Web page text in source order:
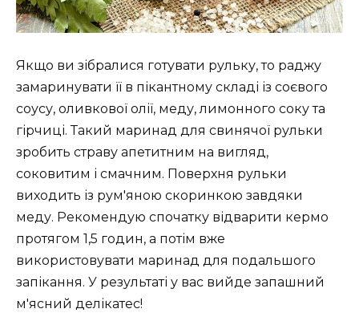
Якщо ви зібралися готувати рульку, то раджу
замаринувати її в пікантному складі із соєвого
соусу, оливкової олії, меду, лимонного соку та
гірчиці. Такий маринад для свинячої рульки
зробить страву апетитним на вигляд,
соковитим і смачним. Поверхня рульки
виходить із рум'яною скоринкою завдяки
меду. Рекомендую спочатку відварити кермо
протягом 1,5 годин, а потім вже
використовувати маринад для подальшого
запікання. У результаті у вас вийде запашний
м'ясний делікатес!